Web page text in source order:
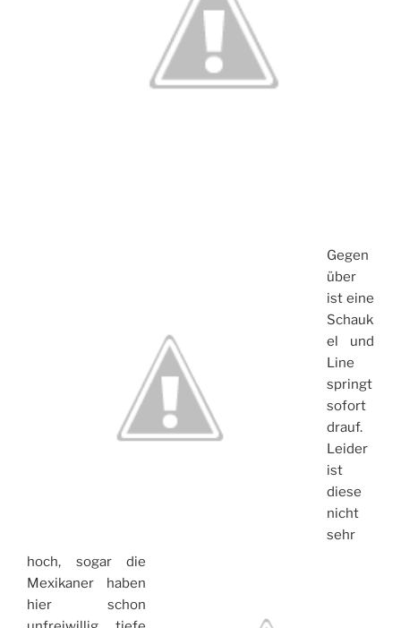
Gegen
über
ist eine
Schauk
el und
Line
springt
sofort
drauf.
Leider
ist
diese
nicht
sehr
hoch, sogar die
Mexikaner haben
hier schon